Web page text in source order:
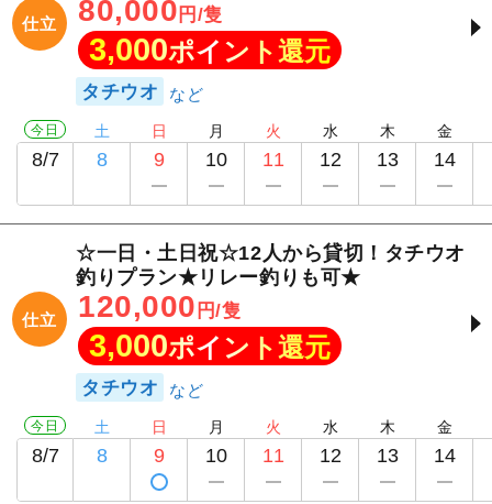
仕立 80,000 円/隻
3,000ポイント還元
タチウオ
今日
8/7
土
8
日
9
月
10
火
11
水
12
木
13
金
14
仕立
☆一日・土日祝☆12人から貸切！タチウオ
釣りプラン★リレー釣りも可★
120,000 円/隻
3,000ポイント還元
タチウオ
今日
8/7
土
8
日
9
月
10
火
11
水
12
木
13
金
14